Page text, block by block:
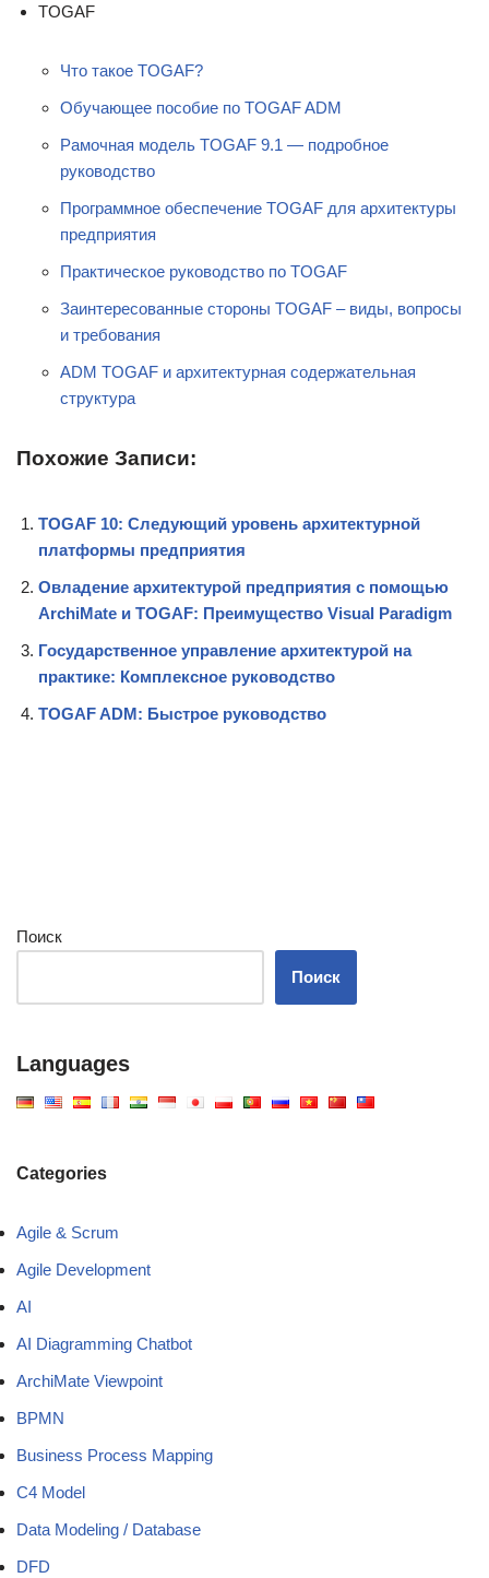
TOGAF
Что такое TOGAF?
Обучающее пособие по TOGAF ADM
Рамочная модель TOGAF 9.1 — подробное
руководство
Программное обеспечение TOGAF для архитектуры
предприятия
Практическое руководство по TOGAF
Заинтересованные стороны TOGAF – виды, вопросы
и требования
ADM TOGAF и архитектурная содержательная
структура
Похожие Записи:
TOGAF 10: Следующий уровень архитектурной
платформы предприятия
Овладение архитектурой предприятия с помощью
ArchiMate и TOGAF: Преимущество Visual Paradigm
Государственное управление архитектурой на
практике: Комплексное руководство
TOGAF ADM: Быстрое руководство
Поиск
Поиск
Languages
Categories
Agile & Scrum
Agile Development
AI
AI Diagramming Chatbot
ArchiMate Viewpoint
BPMN
Business Process Mapping
C4 Model
Data Modeling / Database
DFD